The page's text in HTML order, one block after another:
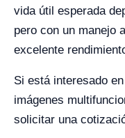
vida útil esperada
pero con un manejo
excelente
Si está interesado
imágenes
solicitar una